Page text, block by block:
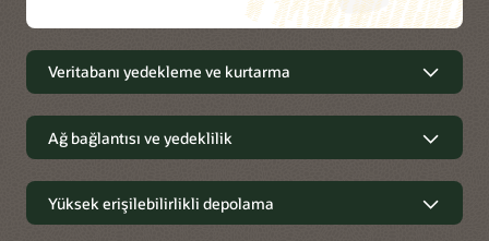
Veritabanı yedekleme ve kurtarma
Veritabanı yedekleme ve kurtarma
Oracle Database Zero Data Loss Autonomous
Recovery Service:Sürekli veri koruması ve OCI'de
çalışan Oracle veritabanlarının hızlı, öngörülebilir
Ağ bağlantısı ve yedeklilik
Bölgeler, hata etki alanları ve
erişilebilirlik etki alanları
Yüksek erişilebilirlikli depolama